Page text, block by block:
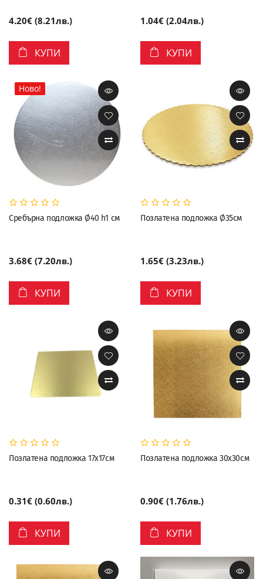
4.20€ (8.21лв.)
КУПИ
1.04€ (2.04лв.)
КУПИ
Ново!
Сребърна подложка Ø40 h1 см
3.68€ (7.20лв.)
КУПИ
Позлатена подложка Ø35см
1.65€ (3.23лв.)
КУПИ
Позлатена подложка 17х17см
0.31€ (0.60лв.)
КУПИ
Позлатена подложка 30х30см
0.90€ (1.76лв.)
КУПИ